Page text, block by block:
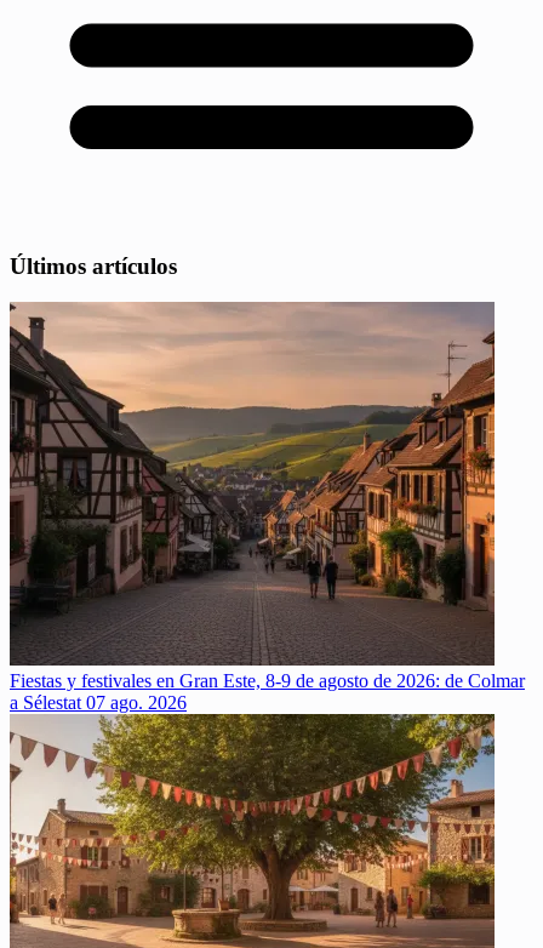
Últimos artículos
Fiestas y festivales en Gran Este, 8-9 de agosto de 2026: de Colmar
a Sélestat 07 ago. 2026